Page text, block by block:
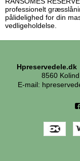
professionelt
pålidelighed for din
vedligeholdelse.
Hpreservedele.dk
8560 Kolind
E-mail: